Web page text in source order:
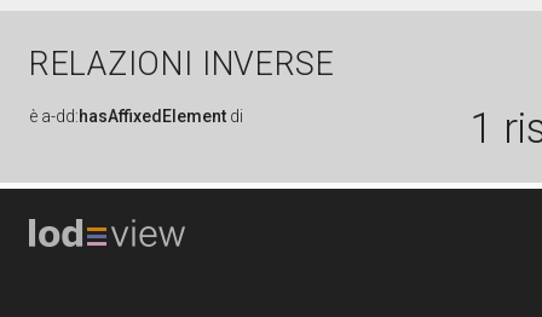
RELAZIONI INVERSE
è a-dd:hasAffixedElement di 1